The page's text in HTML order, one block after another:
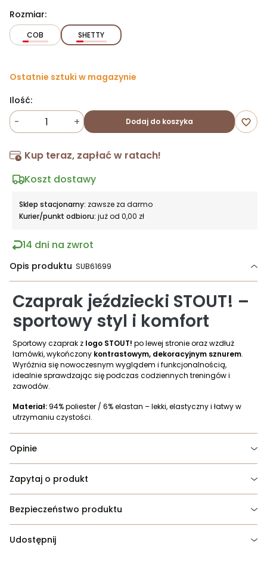
Rozmiar:
COB SHETTY
Ostatnie sztuki w magazynie
Ilość:
- + Dodaj do koszyka favorite_border
Kup teraz, zapłać w ratach!
Koszt dostawy
Sklep stacjonarny: zawsze za darmo
Kurier/punkt odbioru: już od 0,00 zł
14 dni na zwrot
Opis produktu SUB61699
Czaprak jeździecki STOUT! –
sportowy styl i komfort
Sportowy czaprak z logo STOUT! po lewej stronie oraz wzdłuż
lamówki, wykończony kontrastowym, dekoracyjnym sznurem.
Wyróżnia się nowoczesnym wyglądem i funkcjonalnością,
idealnie sprawdzając się podczas codziennych treningów i
zawodów.
Materiał: 94% poliester / 6% elastan – lekki, elastyczny i łatwy w
utrzymaniu czystości.
Opinie
Zapytaj o produkt
Bezpieczeństwo produktu
Udostępnij